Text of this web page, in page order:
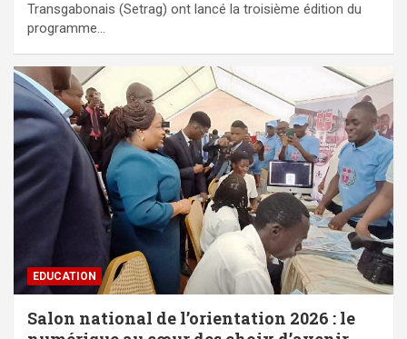
Transgabonais (Setrag) ont lancé la troisième édition du
programme…
EDUCATION
Salon national de l’orientation 2026 : le